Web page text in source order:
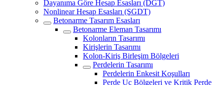
Dayanıma Göre Hesap Esasları (DGT)
Nonlinear Hesap Esasları (ŞGDT)
Betonarme Tasarım Esasları
Betonarme Eleman Tasarımı
Kolonların Tasarımı
Kirişlerin Tasarımı
Kolon-Kiriş Birleşim Bölgeleri
Perdelerin Tasarımı
Perdelerin Enkesit Koşulları
Perde Uç Bölgeleri ve Kritik Perde